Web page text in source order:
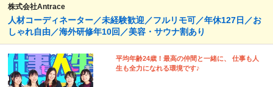
株式会社Antrace
人材コーディネーター／未経験歓迎／フルリモ可／年休127日／お
しゃれ自由／海外研修年10回／美容・サウナ割あり
平均年齢24歳！最高の仲間と一緒に、 仕事も人
生も全力になれる環境です♪